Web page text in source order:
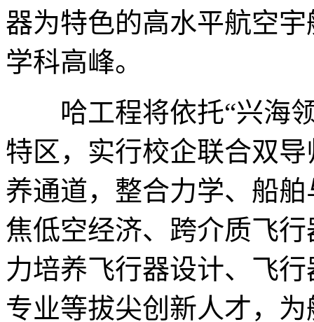
器为特色的高水平航空
学科高峰。
哈工程将依托“兴海领
特区，实行校企联合双
养通道，整合力学、船
焦低空经济、跨介质飞
力培养飞行器设计、飞
专业等拔尖创新人才，